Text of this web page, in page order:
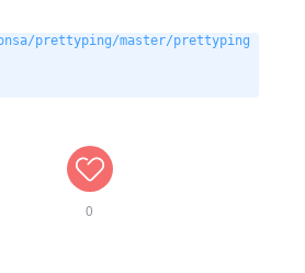
prettyping/master/prettyping
0